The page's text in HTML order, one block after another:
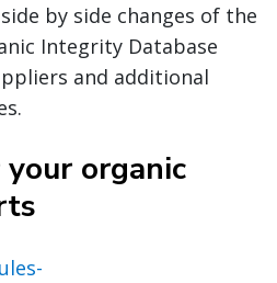
by side changes of the
Integrity Database
and additional
your organic